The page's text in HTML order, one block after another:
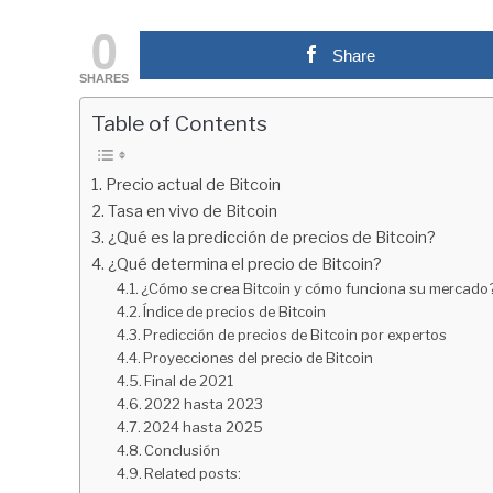
in
Educación
financiera
0
SHARES
Share
Table of Contents
Precio actual de Bitcoin
Tasa en vivo de Bitcoin
¿Qué es la predicción de precios de Bitcoin?
¿Qué determina el precio de Bitcoin?
¿Cómo se crea Bitcoin y cómo funciona su
Índice de precios de Bitcoin
Predicción de precios de Bitcoin por expertos
Proyecciones del precio de Bitcoin
Final de 2021
2022 hasta 2023
2024 hasta 2025
Conclusión
Related posts: